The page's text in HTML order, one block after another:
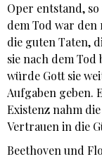
Oper entstand,
dem Tod war
die guten Taten,
sie nach dem
würde Gott sie
Aufgaben geben.
Existenz nahm
Vertrauen in die
Beethoven und